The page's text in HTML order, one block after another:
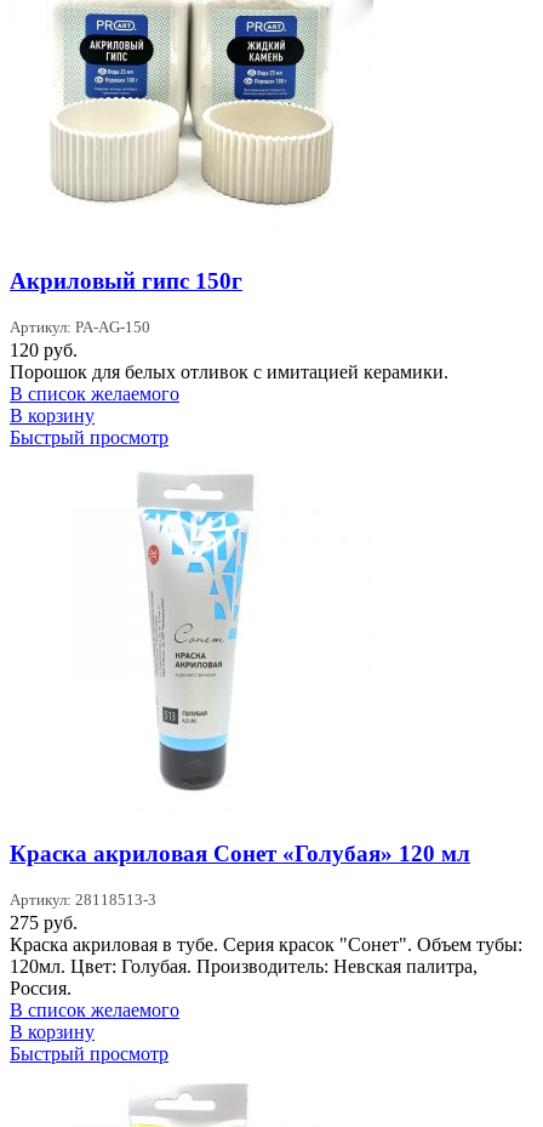
Акриловый гипс 150г
Артикул: PA-AG-150
120 руб.
Порошок для белых отливок с имитацией керамики.
В список желаемого
В корзину
Быстрый просмотр
Краска акриловая Сонет «Голубая» 120 мл
Артикул: 28118513-3
275 руб.
Краска акриловая в тубе. Серия красок "Сонет". Объем тубы:
120мл. Цвет: Голубая. Производитель: Невская палитра,
Россия.
В список желаемого
В корзину
Быстрый просмотр